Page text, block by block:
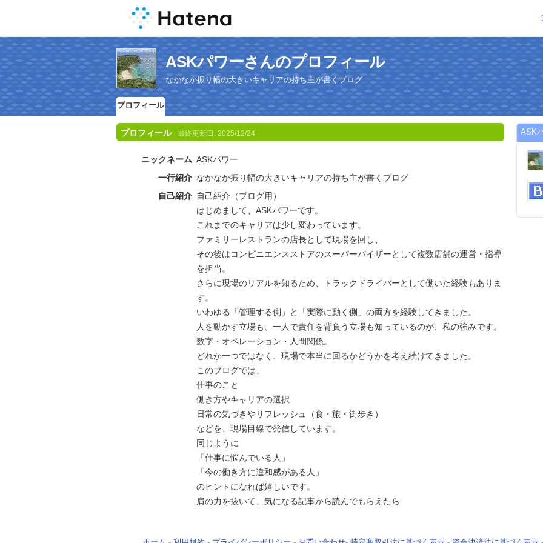
ASKパワーさんのプロフィール
なかなか振り幅の大きいキャリアの持ち主が書くブログ
プロフィール
プロフィール 最終更新日: 2025/12/24
ニックネーム ASKパワー
一行紹介 なかなか振り幅の大きいキャリアの持ち主が書くブログ
自己紹介 自己紹介（ブログ用）
はじめまして、ASKパワーです。
これまでのキャリアは少し変わっています。
ファミリーレストランの店長として現場を回し、
その後はコンビニエンスストアのスーパーバイザーとして複数店舗の運営・指導
を担当。
さらに現場のリアルを知るため、トラックドライバーとして働いた経験もありま
す。
いわゆる「管理する側」と「実際に動く側」の両方を経験してきました。
人を動かす立場も、一人で責任を背負う立場も知っているのが、私の強みです。
数字・オペレーション・人間関係。
どれか一つではなく、現場で本当に回るかどうかを考え続けてきました。
このブログでは、
仕事のこと
働き方やキャリアの選択
日常の気づきやリフレッシュ（食・旅・街歩き）
などを、現場目線で発信しています。
同じように
「仕事に悩んでいる人」
「今の働き方に違和感がある人」
のヒントになれば嬉しいです。
肩の力を抜いて、気になる記事から読んでもらえたら
ASK